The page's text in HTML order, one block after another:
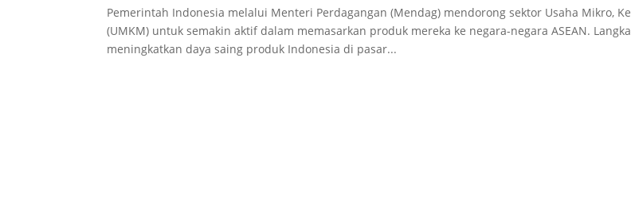
Pemerintah Indonesia melalui Menteri Perdagangan (Mendag) mendorong sektor Usaha Mikro,
(UMKM) untuk semakin aktif dalam memasarkan produk mereka ke negara-negara ASEAN.
meningkatkan daya saing produk Indonesia di pasar...